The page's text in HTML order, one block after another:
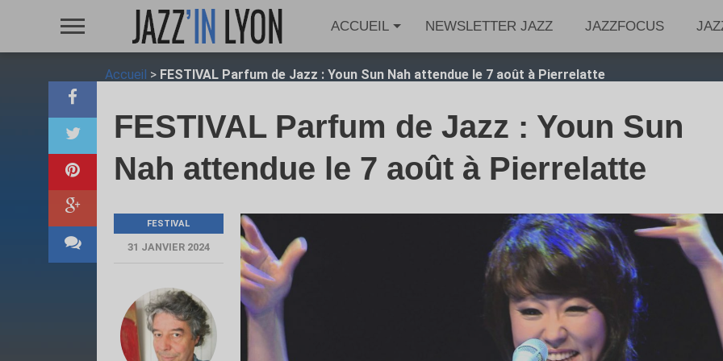
ACCUEIL NEWSLETTER JAZZ JAZZFOCUS
Accueil > FESTIVAL Parfum de Jazz : Youn Sun Nah attendue le 7 août à Pierrelatte
FESTIVAL Parfum de Jazz : Youn Sun
Nah attendue le 7 août à Pierrelatte
FESTIVAL
31 JANVIER 2024